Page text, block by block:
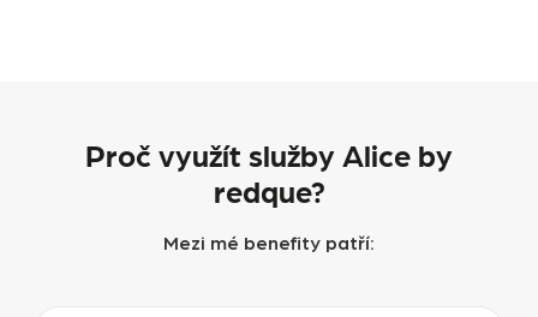
Proč využít služby Alice by
redque?
Mezi mé benefity patří: